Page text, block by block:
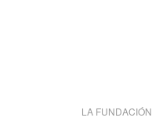
LA FUNDACIÓN